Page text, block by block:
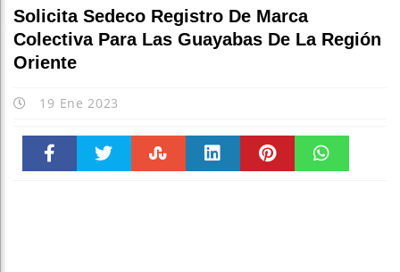
Solicita Sedeco Registro De Marca
Colectiva Para Las Guayabas De La Región
Oriente
19 Ene 2023